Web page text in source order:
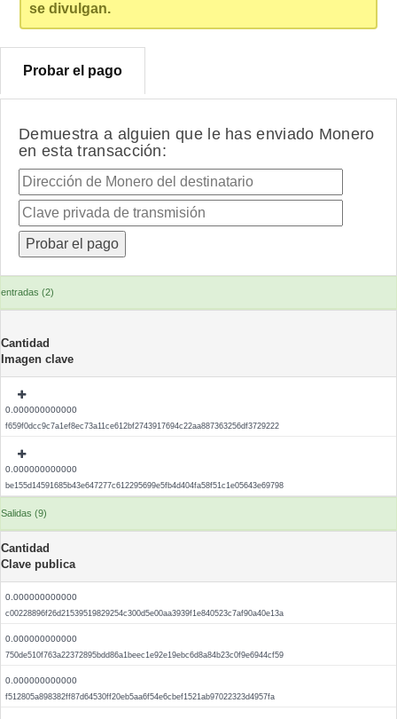
se divulgan.
Probar el pago
Demuestra a alguien que le has enviado Monero
en esta transacción:
entradas (2)
Cantidad
Imagen clave
0.000000000000
f659f0dcc9c7a1ef8ec73a11ce612bf2743917694c22aa887363256df3729222
0.000000000000
be155d14591685b43e647277c612295699e5fb4d404fa58f51c1e05643e69798
Salidas (9)
Cantidad
Clave publica
0.000000000000
c00228896f26d21539519829254c300d5e00aa3939f1e840523c7af90a40e13a
0.000000000000
750de510f763a22372895bdd86a1beec1e92e19ebc6d8a84b23c0f9e6944cf59
0.000000000000
f512805a898382ff87d64530ff20eb5aa6f54e6cbef1521ab97022323d4957fa